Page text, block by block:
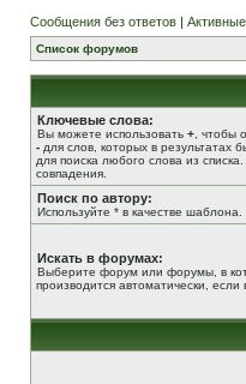
Сообщения без ответов |
Список форумов
Ключевые слова:
Вы можете использовать + , чтобы
- для слов, которых в
для поиска любого слова из
совпадения.
Поиск по автору:
Используйте * в качестве шаблона.
Искать в форумах:
Выберите форум или форумы, в
производится автоматически,